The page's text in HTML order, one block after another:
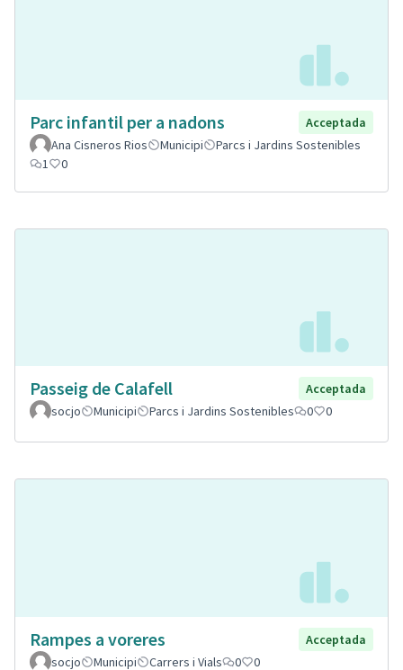
Parc infantil per a nadons
Acceptada
Ana Cisneros Rios
Municipi
Parcs i Jardins Sostenibles
1
0
Passeig de Calafell
Acceptada
socjo
Municipi Parcs i Jardins Sostenibles 0 0
Rampes a voreres
Acceptada
socjo
Municipi Carrers i Vials 0 0